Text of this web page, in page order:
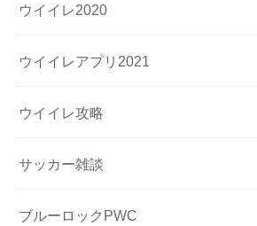
ウイイレ2020
ウイイレアプリ2021
ウイイレ攻略
サッカー雑談
ブルーロックPWC